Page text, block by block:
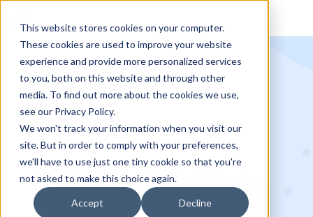
This website stores cookies on your computer.
These cookies are used to improve your website
experience and provide more personalized services
to you, both on this website and through other
media. To find out more about the cookies we use,
see our Privacy Policy.
We won't track your information when you visit our
site. But in order to comply with your preferences,
we'll have to use just one tiny cookie so that you're
not asked to make this choice again.
Accept Decline
Réservez une démo
SPÉCIAL
PRINTEMPS !
Obtenez
33 % de